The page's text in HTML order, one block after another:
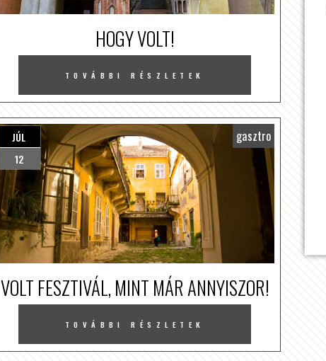
HOGY VOLT!
TOVÁBBI RÉSZLETEK
JÚL
12
gasztro
VOLT FESZTIVÁL, MINT MÁR ANNYISZOR!
TOVÁBBI RÉSZLETEK